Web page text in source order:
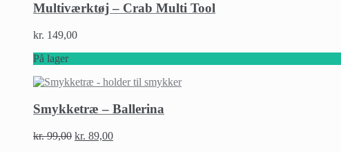
Multiværktøj – Crab Multi Tool
kr. 149,00
På lager
Smykketræ – Ballerina
kr.99,00 kr. 89,00